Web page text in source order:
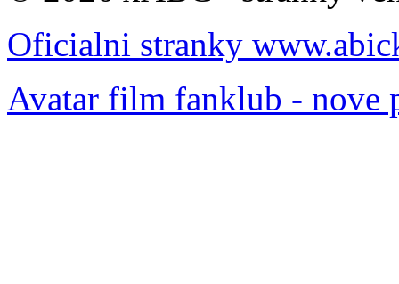
Oficialni stranky
Avatar film fanklub - nove